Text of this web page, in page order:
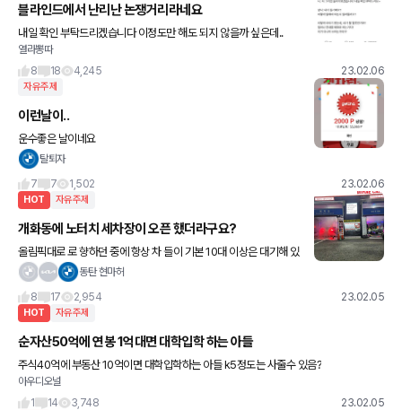
블라인드에서 난리난 논쟁거리라네요
내일 확인 부탁드리겠습니다 이정도만 해도 되지 않을까 싶은데..
열라뽕따
8
18 4,245 23.02.06
자유주제
이런날이..
운수좋은 날이네요
탈퇴자
7
7 1,502 23.02.06
HOT 자유주제
개화동에 노터치 세차장이 오픈 했더라구요?
올림픽대로 로 향하던 중에 항상 차 들이 기본 10대 이상은 대기해 있
던걸 봤는데요, 저는 한적한 시간대에 가보니 앞에 두대만 있길래 세동탄 현마허
8
17 2,954 23.02.05
HOT 자유주제
순자산50억에 연봉 1억대면 대학입학 하는 아들
주식40억에 부동산 10억이면 대학입학하는 아들 k5정도는 사줄수 있음?
아우디오널
1
14 3,748 23.02.05